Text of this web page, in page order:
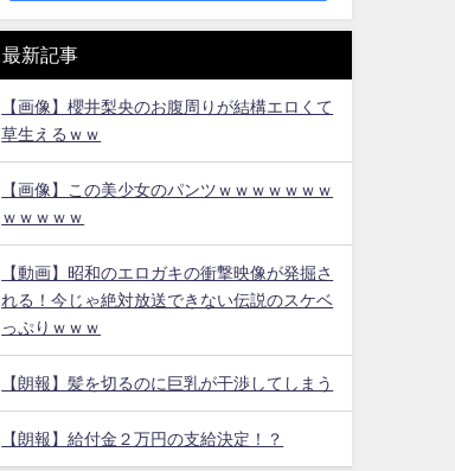
最新記事
【画像】櫻井梨央のお腹周りが結構エロくて
草生えるｗｗ
【画像】この美少女のパンツｗｗｗｗｗｗｗ
ｗｗｗｗｗ
【動画】昭和のエロガキの衝撃映像が発掘さ
れる！今じゃ絶対放送できない伝説のスケベ
っぷりｗｗｗ
【朗報】髪を切るのに巨乳が干渉してしまう
【朗報】給付金２万円の支給決定！？